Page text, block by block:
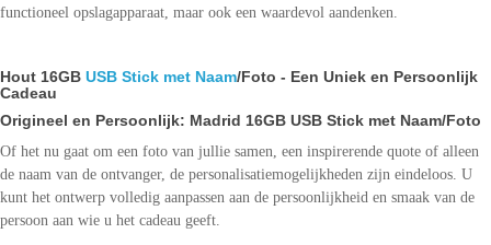
functioneel opslagapparaat, maar ook een waardevol aandenken.
Hout 16GB USB Stick met Naam/Foto - Een Uniek en Persoonlijk
Cadeau
Origineel en Persoonlijk: Madrid 16GB USB Stick met Naam/Foto
Of het nu gaat om een ​​foto van jullie samen, een inspirerende quote of alleen
de naam van de ontvanger, de personalisatiemogelijkheden zijn eindeloos. U
kunt het ontwerp volledig aanpassen aan de persoonlijkheid en smaak van de
persoon aan wie u het cadeau geeft.